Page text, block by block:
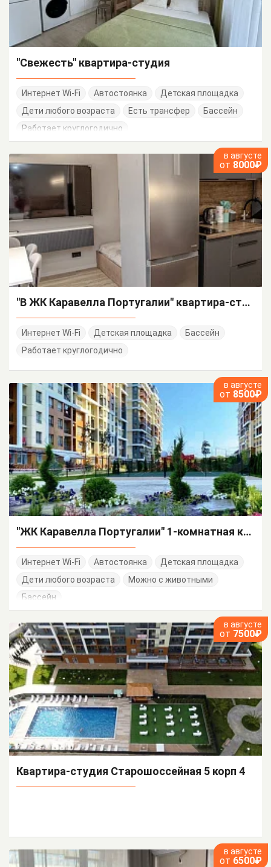
"Свежесть" квартира-студия
Интернет Wi-Fi Автостоянка
Детская площадка
Дети любого возраста
Есть трансфер
Бассейн
Работает круглогодично
в августе
от 8000₽
"В ЖК Каравелла Португалии" квартира-студия
Интернет Wi-Fi Детская площадка
Бассейн
Работает круглогодично
в августе
от 8500₽
"ЖК Каравелла Португалии" 1-комнатная квартира
Интернет Wi-Fi Автостоянка
Детская площадка
Дети любого возраста
Можно с животными
Бассейн
в августе
от 7500₽
Квартира-студия Старошоссейная 5 корп 4
в августе
от 6500₽